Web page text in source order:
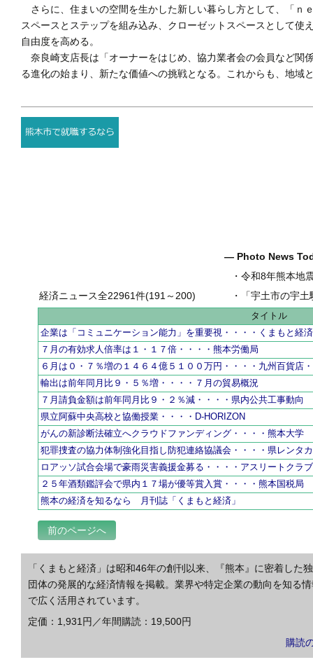
さらに、住まいの空間を生かした新しい暮らし方として、「ｎ
スペースとステップを組み込み、クローゼットスペースとして
自由度を高める。
奈良崎支店長は「オーナーをはじめ、協力業者会の会員など関
る進化の始まり、新たな価値への挑戦となる。これからも、地
― Photo News
・令和8年熊本地
・
「宇土市の宇土駅前
経済ニュース全22961件(191～200)
タイトル
企業は「コミュニケーション能力」を重要視・・・・くまもと経
７月の有効求人倍率は１・１７倍・・・・熊本労働局
６月は０・７％増の１４６４億５１００万円・・・・九州百貨店
輸出は前年同月比９・５％増・・・・７月の貿易概況
７月請負金額は前年同月比９・２％減・・・・県内公共工事動向
県立阿蘇中央高校と協働授業・・・・D-HORIZON
がんの新診断法確立へクラウドファンディング・・・・熊本大学
犯罪捜査の協力体制強化目指し防犯連絡協議会・・・・県レンタ
ロアッソ試合会場で豪雨災害義援金募る・・・・アスリートクラ
２５年酒類鑑評会で県内１７場が優等賞入賞・・・・熊本国税局
熊本の経済を知るなら 月刊誌「くまもと経済」
前のページへ
「くまもと経済」は昭和46年の創刊以来、『熊本』に密着し
団体の発展的な経済情報を掲載。業界や特定企業の動向を知る
で広く活用されています。
定価：1,931円／年間購読：19,500円
購読